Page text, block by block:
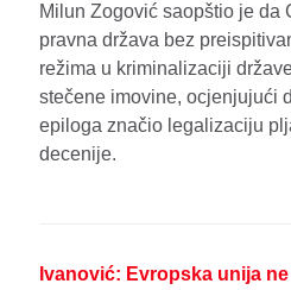
Milun Zogović saopštio je da
pravna država bez
režima u kriminalizaciji
stečene imovine, ocjenjujući
epiloga značio legalizaciju
decenije.
Ivanović: Evropska unija